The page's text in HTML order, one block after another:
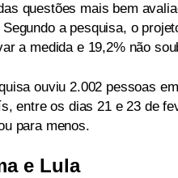
questões mais bem
Segundo a pesquisa, o
a medida e 19,2% não
ouviu 2.002 pessoas
entre os dias 21 e 23 de
para menos.
e Lula